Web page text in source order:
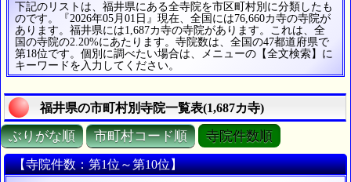
下記のリストは、福井県にある全寺院を市区町村別に分類したも
のです。『2026年05月01日』現在、全国には76,660カ寺の寺院が
あります。福井県には1,687カ寺の寺院があります。これは、全
国の寺院の2.20%にあたります。寺院数は、全国の47都道府県で
第18位です。個別に調べたい場合は、メニューの【全文検索】に
キーワードを入力してください。
福井県の市町村別寺院一覧表(1,687カ寺)
ぶりがな順 市町村コード順 寺院件数順
【寺院件数：第1位～第10位】